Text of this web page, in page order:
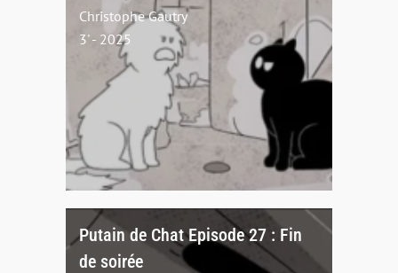
Christophe Gautry
3' - 2025
Putain de Chat Episode 27 : Fin
de soirée